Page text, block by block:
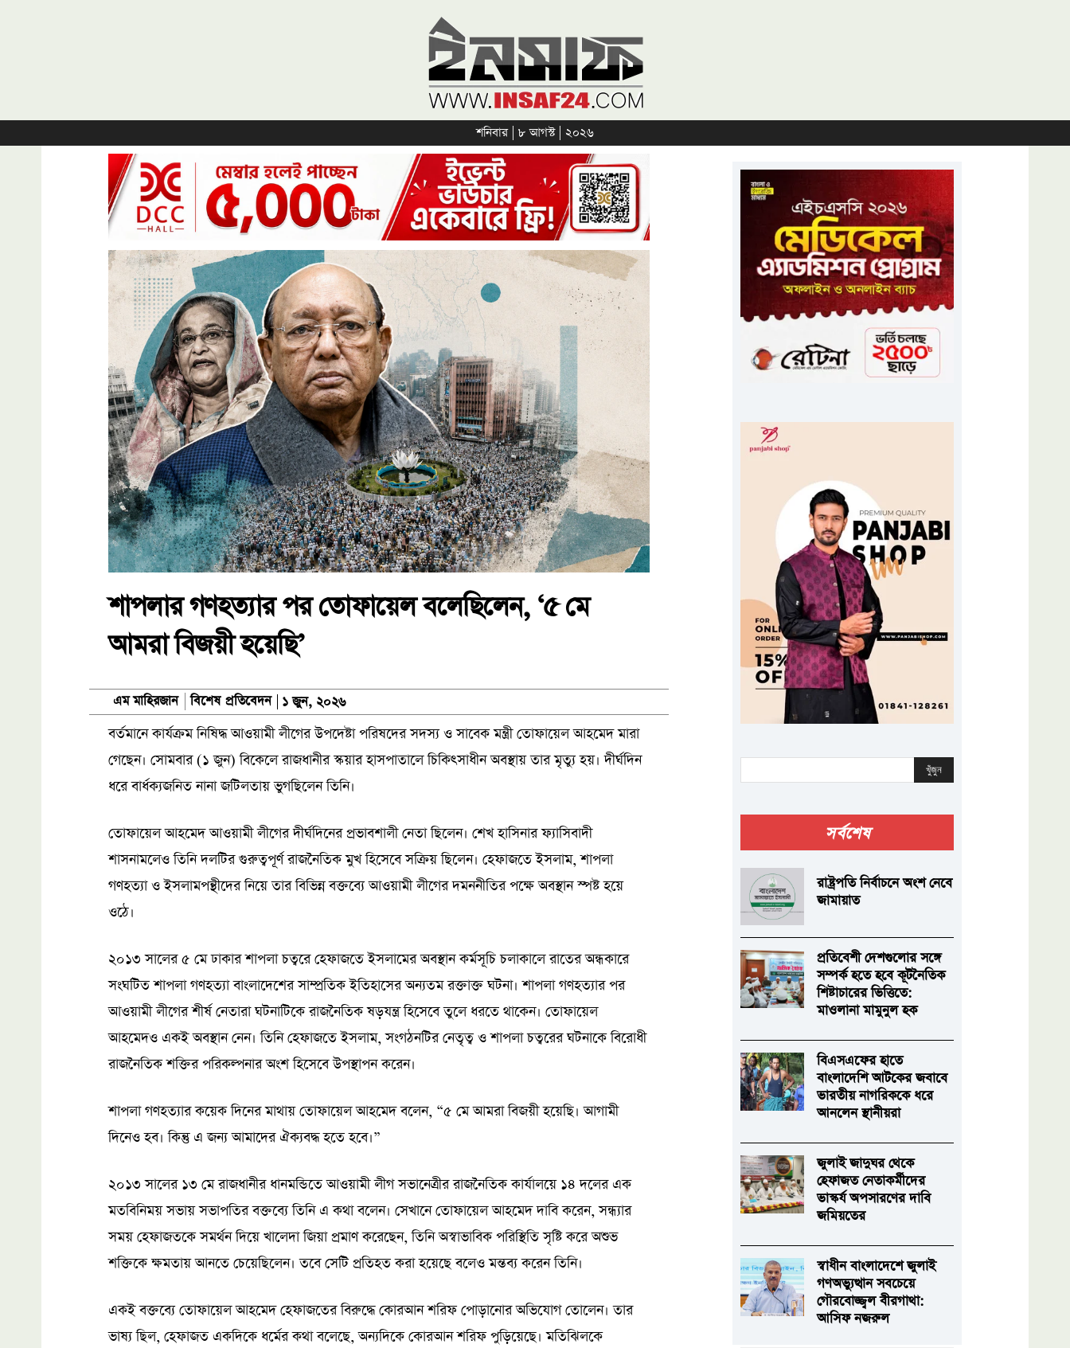
শনিবার | ৮ আগস্ট | ২০২৬
শাপলার গণহত্যার পর তোফায়েল বলেছিলেন, ‘৫ মে
আমরা বিজয়ী হয়েছি’
এম মাহিরজান বিশেষ প্রতিবেদন ১ জুন, ২০২৬
বর্তমানে কার্যক্রম নিষিদ্ধ আওয়ামী লীগের উপদেষ্টা পরিষদের সদস্য ও সাবেক মন্ত্রী তোফায়েল আহমেদ মারা
গেছেন। সোমবার (১ জুন) বিকেলে রাজধানীর স্কয়ার হাসপাতালে চিকিৎসাধীন অবস্থায় তার মৃত্যু হয়। দীর্ঘদিন
ধরে বার্ধক্যজনিত নানা জটিলতায় ভুগছিলেন তিনি।
তোফায়েল আহমেদ আওয়ামী লীগের দীর্ঘদিনের প্রভাবশালী নেতা ছিলেন। শেখ হাসিনার ফ্যাসিবাদী
শাসনামলেও তিনি দলটির গুরুত্বপূর্ণ রাজনৈতিক মুখ হিসেবে সক্রিয় ছিলেন। হেফাজতে ইসলাম, শাপলা
গণহত্যা ও ইসলামপন্থীদের নিয়ে তার বিভিন্ন বক্তব্যে আওয়ামী লীগের দমননীতির পক্ষে অবস্থান স্পষ্ট হয়ে
ওঠে।
২০১৩ সালের ৫ মে ঢাকার শাপলা চত্বরে হেফাজতে ইসলামের অবস্থান কর্মসূচি চলাকালে রাতের অন্ধকারে
সংঘটিত শাপলা গণহত্যা বাংলাদেশের সাম্প্রতিক ইতিহাসের অন্যতম রক্তাক্ত ঘটনা। শাপলা গণহত্যার পর
আওয়ামী লীগের শীর্ষ নেতারা ঘটনাটিকে রাজনৈতিক ষড়যন্ত্র হিসেবে তুলে ধরতে থাকেন। তোফায়েল
আহমেদও একই অবস্থান নেন। তিনি হেফাজতে ইসলাম, সংগঠনটির নেতৃত্ব ও শাপলা চত্বরের ঘটনাকে বিরোধী
রাজনৈতিক শক্তির পরিকল্পনার অংশ হিসেবে উপস্থাপন করেন।
শাপলা গণহত্যার কয়েক দিনের মাথায় তোফায়েল আহমেদ বলেন, “৫ মে আমরা বিজয়ী হয়েছি। আগামী
দিনেও হব। কিন্তু এ জন্য আমাদের ঐক্যবদ্ধ হতে হবে।”
২০১৩ সালের ১৩ মে রাজধানীর ধানমন্ডিতে আওয়ামী লীগ সভানেত্রীর রাজনৈতিক কার্যালয়ে ১৪ দলের এক
মতবিনিময় সভায় সভাপতির বক্তব্যে তিনি এ কথা বলেন। সেখানে তোফায়েল আহমেদ দাবি করেন, সন্ধ্যার
সময় হেফাজতকে সমর্থন দিয়ে খালেদা জিয়া প্রমাণ করেছেন, তিনি অস্বাভাবিক পরিস্থিতি সৃষ্টি করে অশুভ
শক্তিকে ক্ষমতায় আনতে চেয়েছিলেন। তবে সেটি প্রতিহত করা হয়েছে বলেও মন্তব্য করেন তিনি।
একই বক্তব্যে তোফায়েল আহমেদ হেফাজতের বিরুদ্ধে কোরআন শরিফ পোড়ানোর অভিযোগ তোলেন। তার
ভাষ্য ছিল, হেফাজত একদিকে ধর্মের কথা বলেছে, অন্যদিকে কোরআন শরিফ পুড়িয়েছে। মতিঝিলকে
খুঁজুন
সর্বশেষ
রাষ্ট্রপতি নির্বাচনে অংশ নেবে
জামায়াত
প্রতিবেশী দেশগুলোর সঙ্গে
সম্পর্ক হতে হবে কূটনৈতিক
শিষ্টাচারের ভিত্তিতে:
মাওলানা মামুনুল হক
বিএসএফের হাতে
বাংলাদেশি আটকের জবাবে
ভারতীয় নাগরিককে ধরে
আনলেন স্থানীয়রা
জুলাই জাদুঘর থেকে
হেফাজত নেতাকর্মীদের
ভাস্কর্য অপসারণের দাবি
জমিয়তের
স্বাধীন বাংলাদেশে জুলাই
গণঅভ্যুত্থান সবচেয়ে
গৌরবোজ্জ্বল বীরগাথা:
আসিফ নজরুল